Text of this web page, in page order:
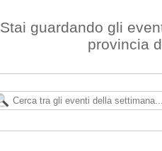
Stai guardando gli
provincia